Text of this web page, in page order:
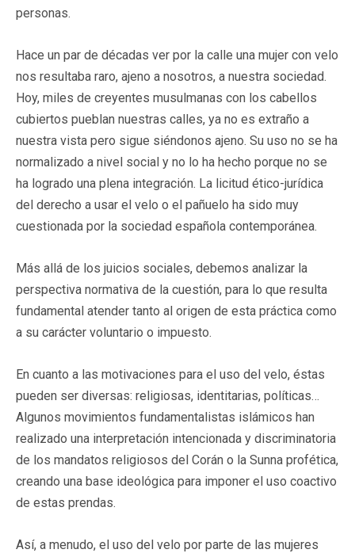
personas.
Hace un par de décadas ver por la calle una mujer con velo
nos resultaba raro, ajeno a nosotros, a nuestra sociedad.
Hoy, miles de creyentes musulmanas con los cabellos
cubiertos pueblan nuestras calles, ya no es extraño a
nuestra vista pero sigue siéndonos ajeno. Su uso no se ha
normalizado a nivel social y no lo ha hecho porque no se
ha logrado una plena integración. La licitud ético-jurídica
del derecho a usar el velo o el pañuelo ha sido muy
cuestionada por la sociedad española contemporánea.
Más allá de los juicios sociales, debemos analizar la
perspectiva normativa de la cuestión, para lo que resulta
fundamental atender tanto al origen de esta práctica como
a su carácter voluntario o impuesto.
En cuanto a las motivaciones para el uso del velo, éstas
pueden ser diversas: religiosas, identitarias, políticas…
Algunos movimientos fundamentalistas islámicos han
realizado una interpretación intencionada y discriminatoria
de los mandatos religiosos del Corán o la Sunna profética,
creando una base ideológica para imponer el uso coactivo
de estas prendas.
Así, a menudo, el uso del velo por parte de las mujeres